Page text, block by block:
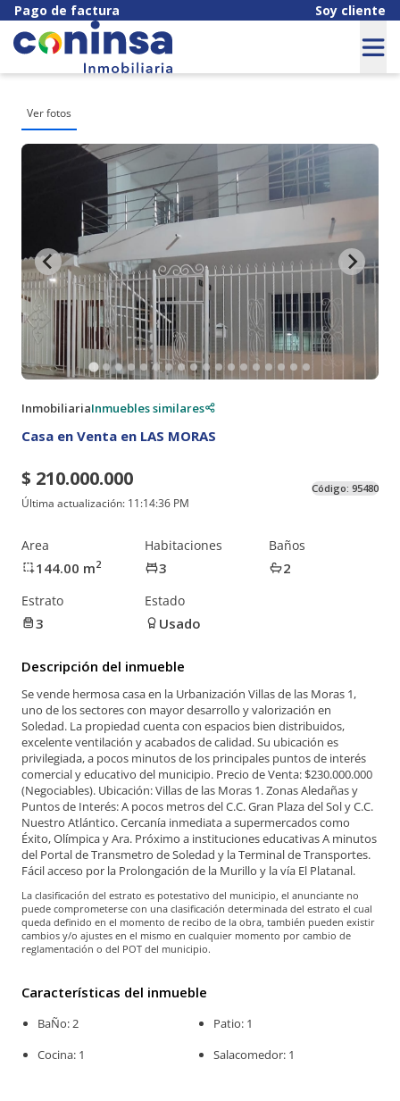
Pago de factura Soy cliente
Ver fotos
InmobiliariaInmuebles similares
Casa en Venta en LAS MORAS
$ 210.000.000
Última actualización: 11:14:36 PM
Código: 95480
Area
144.00 m2
Habitaciones
3
Baños
2
Estrato
3
Estado
Usado
Descripción del inmueble
Se vende hermosa casa en la Urbanización Villas de las Moras 1,
uno de los sectores con mayor desarrollo y valorización en
Soledad. La propiedad cuenta con espacios bien distribuidos,
excelente ventilación y acabados de calidad. Su ubicación es
privilegiada, a pocos minutos de los principales puntos de interés
comercial y educativo del municipio. Precio de Venta: $230.000.000
(Negociables). Ubicación: Villas de las Moras 1. Zonas Aledañas y
Puntos de Interés: A pocos metros del C.C. Gran Plaza del Sol y C.C.
Nuestro Atlántico. Cercanía inmediata a supermercados como
Éxito, Olímpica y Ara. Próximo a instituciones educativas A minutos
del Portal de Transmetro de Soledad y la Terminal de Transportes.
Fácil acceso por la Prolongación de la Murillo y la vía El Platanal.
La clasificación del estrato es potestativo del municipio, el anunciante no
puede comprometerse con una clasificación determinada del estrato el cual
queda definido en el momento de recibo de la obra, también pueden existir
cambios y/o ajustes en el mismo en cualquier momento por cambio de
reglamentación o del POT del municipio.
Características del inmueble
BaÑo: 2
Cocina: 1
Patio: 1
Salacomedor: 1